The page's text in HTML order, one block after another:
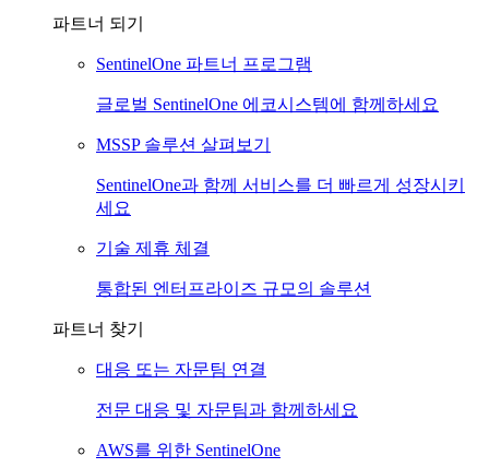
파트너 되기
SentinelOne 파트너 프로그램
글로벌 SentinelOne 에코시스템에 함께하세요
MSSP 솔루션 살펴보기
SentinelOne과 함께 서비스를 더 빠르게 성장시키
세요
기술 제휴 체결
통합된 엔터프라이즈 규모의 솔루션
파트너 찾기
대응 또는 자문팀 연결
전문 대응 및 자문팀과 함께하세요
AWS를 위한 SentinelOne